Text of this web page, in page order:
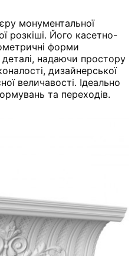
монументальної
розкіші. Його касетно-
форми
деталі, надаючи простору
дизайнерської
величавості. Ідеально
та переходів.